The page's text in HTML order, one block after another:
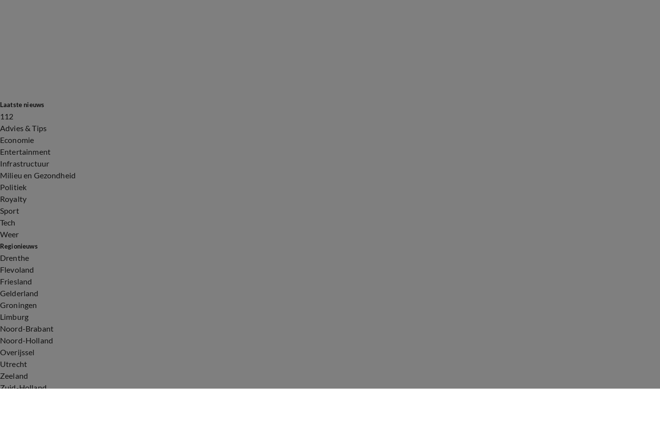
Laatste nieuws
112
Advies & Tips
Economie
Entertainment
Infrastructuur
Milieu en Gezondheid
Politiek
Royalty
Sport
Tech
Weer
Regionieuws
Drenthe
Flevoland
Friesland
Gelderland
Groningen
Limburg
Noord-Brabant
Noord-Holland
Overijssel
Utrecht
Zeeland
Zuid-Holland